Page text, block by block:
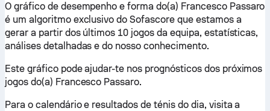
O gráfico de desempenho e forma do(a) Francesco Passaro
é um algoritmo exclusivo do Sofascore que estamos a
gerar a partir dos últimos 10 jogos da equipa, estatísticas,
análises detalhadas e do nosso conhecimento.
Este gráfico pode ajudar-te nos prognósticos dos próximos
jogos do(a) Francesco Passaro.
Para o calendário e resultados de ténis do dia, visita a